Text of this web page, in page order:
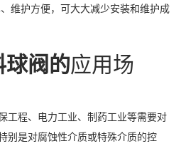
维护方便，可大大减少安装和维护成
球阀的应用场
工程、电力工业、制药工业等需要对
别是对腐蚀性介质或特殊介质的控